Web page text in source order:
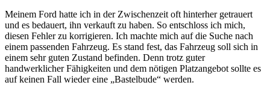
Meinem Ford hatte ich in der Zwischenzeit oft hinterher getrauert
und es bedauert, ihn verkauft zu haben. So entschloss ich mich,
diesen Fehler zu korrigieren. Ich machte mich auf die Suche nach
einem passenden Fahrzeug. Es stand fest, das Fahrzeug soll sich in
einem sehr guten Zustand befinden. Denn trotz guter
handwerklicher Fähigkeiten und dem nötigen Platzangebot sollte es
auf keinen Fall wieder eine „Bastelbude“ werden.